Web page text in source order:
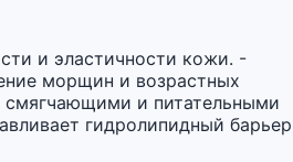
и эластичности кожи. -
морщин и возрастных
смягчающими и питательными
гидролипидный барьер